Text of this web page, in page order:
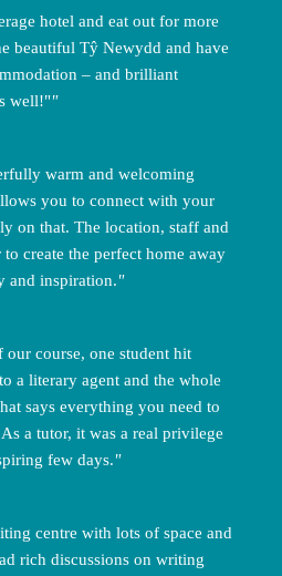
hotel and eat out for more
beautiful Tŷ Newydd and have
– and brilliant
well!"
warm and welcoming
you to connect with your
on that. The location, staff and
create the perfect home away
and inspiration.
course, one student hit
a literary agent and the whole
says everything you need to
a tutor, it was a real privilege
few days.
centre with lots of space and
rich discussions on writing